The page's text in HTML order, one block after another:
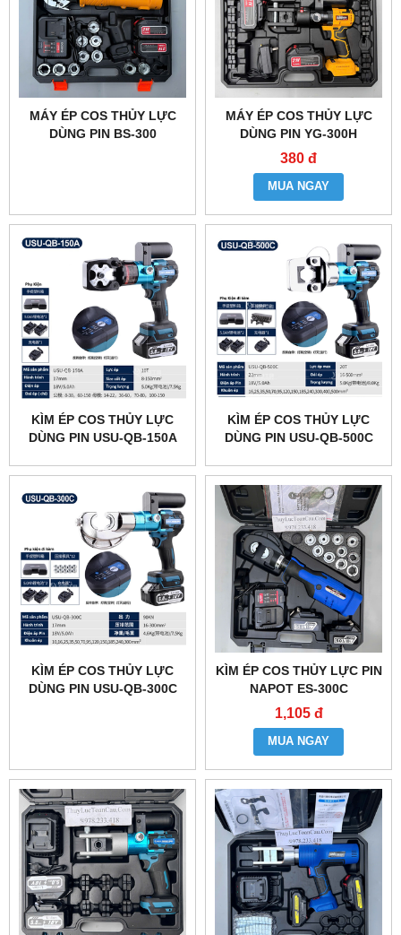
MÁY ÉP COS THỦY LỰC
DÙNG PIN BS-300
MÁY ÉP COS THỦY LỰC
DÙNG PIN YG-300H
380 đ
MUA NGAY
KÌM ÉP COS THỦY LỰC
DÙNG PIN USU-QB-150A
KÌM ÉP COS THỦY LỰC
DÙNG PIN USU-QB-500C
KÌM ÉP COS THỦY LỰC
DÙNG PIN USU-QB-300C
KÌM ÉP COS THỦY LỰC PIN
NAPOT ES-300C
1,105 đ
MUA NGAY